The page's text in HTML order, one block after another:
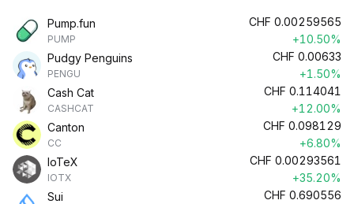
Pump.fun
PUMP
CHF 0.00259565
+10.50%
Pudgy Penguins
PENGU
CHF 0.00633
+1.50%
Cash Cat
CASHCAT
CHF 0.114041
+12.00%
Canton
CC
CHF 0.098129
+6.80%
IoTeX
IOTX
CHF 0.00293561
+35.20%
Sui
CHF 0.690556